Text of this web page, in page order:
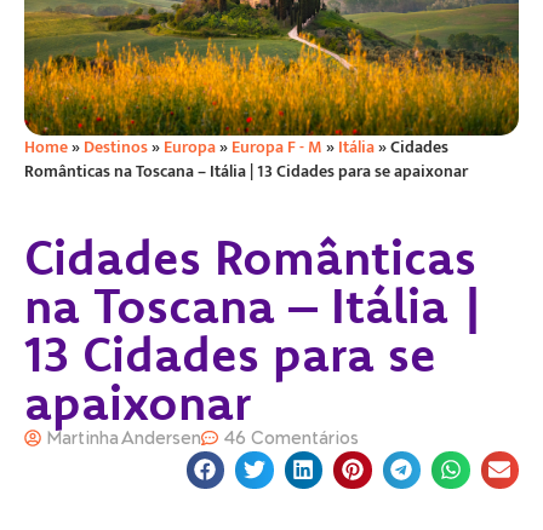
Home»Destinos»Europa»Europa F - M»Itália»Cidades
Românticas na Toscana – Itália | 13 Cidades para se apaixonar
Cidades Românticas
na Toscana – Itália |
13 Cidades para se
apaixonar
Martinha Andersen 46 Comentários